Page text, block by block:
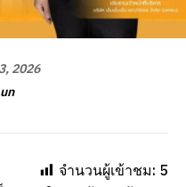
2026
จำนวนผู้เข้าชม: 5